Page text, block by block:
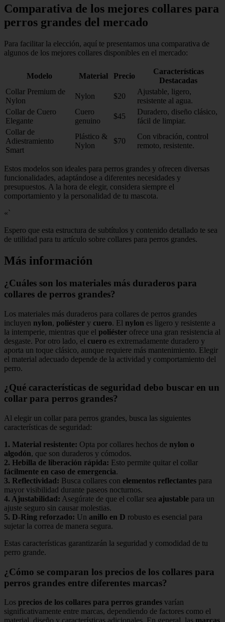
Comparativa de los mejores collares para
perros grandes del mercado
Para facilitar la elección, aquí te presentamos una comparativa de
algunos de los mejores collares disponibles en el mercado:
Modelo Material Precio
Características
Destacadas
Collar Premium de
Nylon
Nylon $20
Ajustable, ligero,
resistente al agua.
Collar de Cuero
Elegante
Cuero
genuino
$45
Duradero, diseño clásico,
fácil de limpiar.
Collar de
Adiestramiento
Smart
Plástico &
Nylon
$70
Con vibración, control
remoto, resistente.
Estos modelos son ideales para perros grandes y ofrecen diversas
funcionalidades, adaptándose a diferentes necesidades y
presupuestos. A la hora de elegir, considera siempre el
comportamiento y la personalidad de tu mascota.
«`
Espero que esta estructura de subtítulos y contenido detallado te sea
de utilidad para tu artículo sobre collares para perros grandes.
Más información
¿Cuáles son los materiales más duraderos para
collares de perros grandes?
Los materiales más duraderos para collares de perros grandes
incluyen nylon, poliéster y cuero. El nylon es ligero y resistente a
la intemperie, mientras que el poliéster ofrece una gran resistencia al
desgaste. Por otro lado, el cuero es extremadamente duradero y
aporta un toque clásico, aunque requiere más mantenimiento. Elegir
el material adecuado depende de la actividad y comportamiento del
perro.
¿Qué características de seguridad debo buscar en un
collar para perros grandes?
Al elegir un collar para perros grandes, busca las siguientes
características de seguridad:
1. Material resistente: Opta por collares hechos de nylon o
algodón, que son duraderos y cómodos.
2. Hebilla de liberación rápida: Esto permite quitar el collar
fácilmente en caso de emergencia.
3. Reflectividad: Busca collares con elementos reflectantes para
mayor visibilidad durante paseos nocturnos.
4. Ajustabilidad: Asegúrate de que el collar sea ajustable para un
ajuste seguro sin causar molestias.
5. D-Ring reforzado: Un anillo en D robusto es esencial para
sujetar la correa de manera segura.
Estas características garantizarán la seguridad y comodidad de tu
perro grande.
¿Cómo se comparan los precios de los collares para
perros grandes entre diferentes marcas?
Los precios de los collares para perros grandes varían
significativamente entre marcas, dependiendo de factores como el